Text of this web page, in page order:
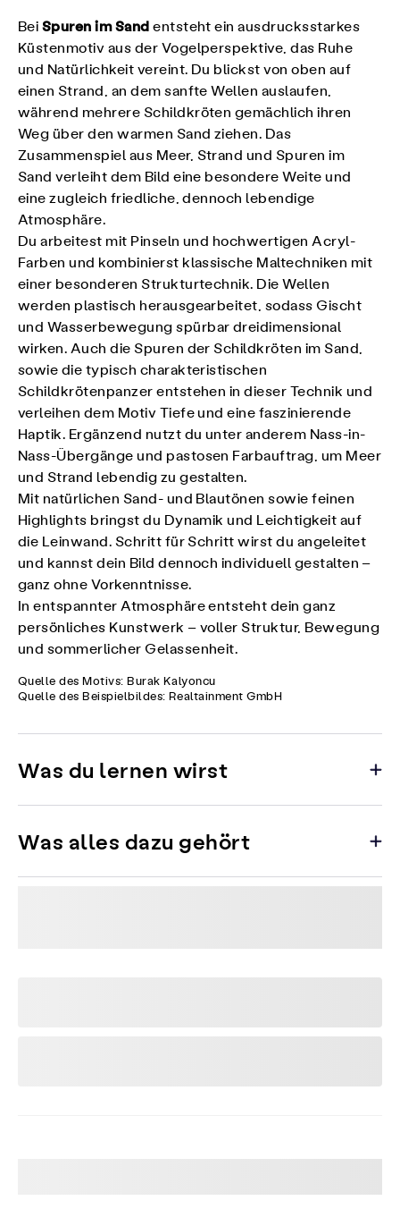
Bei Spuren im Sand entsteht ein ausdrucksstarkes
Küstenmotiv aus der Vogelperspektive, das Ruhe
und Natürlichkeit vereint. Du blickst von oben auf
einen Strand, an dem sanfte Wellen auslaufen,
während mehrere Schildkröten gemächlich ihren
Weg über den warmen Sand ziehen. Das
Zusammenspiel aus Meer, Strand und Spuren im
Sand verleiht dem Bild eine besondere Weite und
eine zugleich friedliche, dennoch lebendige
Atmosphäre.
Du arbeitest mit Pinseln und hochwertigen Acryl-
Farben und kombinierst klassische Maltechniken mit
einer besonderen Strukturtechnik. Die Wellen
werden plastisch herausgearbeitet, sodass Gischt
und Wasserbewegung spürbar dreidimensional
wirken. Auch die Spuren der Schildkröten im Sand,
sowie die typisch charakteristischen
Schildkrötenpanzer entstehen in dieser Technik und
verleihen dem Motiv Tiefe und eine faszinierende
Haptik. Ergänzend nutzt du unter anderem Nass-in-
Nass-Übergänge und pastosen Farbauftrag, um Meer
und Strand lebendig zu gestalten.
Mit natürlichen Sand- und Blautönen sowie feinen
Highlights bringst du Dynamik und Leichtigkeit auf
die Leinwand. Schritt für Schritt wirst du angeleitet
und kannst dein Bild dennoch individuell gestalten –
ganz ohne Vorkenntnisse.
In entspannter Atmosphäre entsteht dein ganz
persönliches Kunstwerk – voller Struktur, Bewegung
und sommerlicher Gelassenheit.
Quelle des Motivs: Burak Kalyoncu
Quelle des Beispielbildes: Realtainment GmbH
Was du lernen wirst
Was alles dazu gehört